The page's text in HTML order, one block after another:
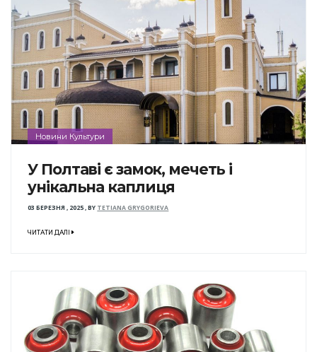
Новини Культури
У Полтаві є замок, мечеть і
унікальна каплиця
03 БЕРЕЗНЯ , 2025,BY TETIANA GRYGORIEVA
ЧИТАТИ ДАЛІ